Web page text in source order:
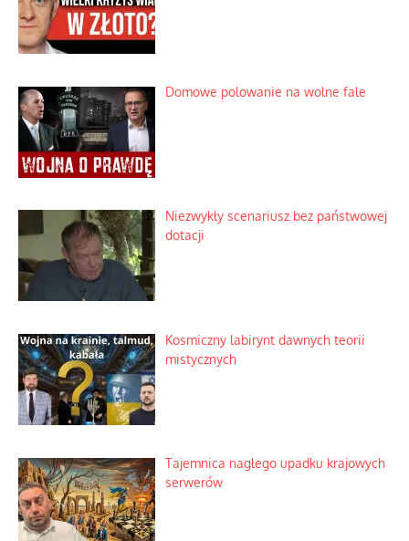
Domowe polowanie na wolne fale
Niezwykły scenariusz bez państwowej
dotacji
Kosmiczny labirynt dawnych teorii
mistycznych
Tajemnica nagłego upadku krajowych
serwerów